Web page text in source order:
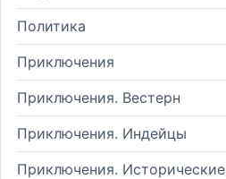
Политика
Приключения
Приключения. Вестерн
Приключения. Индейцы
Приключения. Исторические